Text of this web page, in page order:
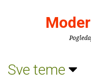
Sve teme